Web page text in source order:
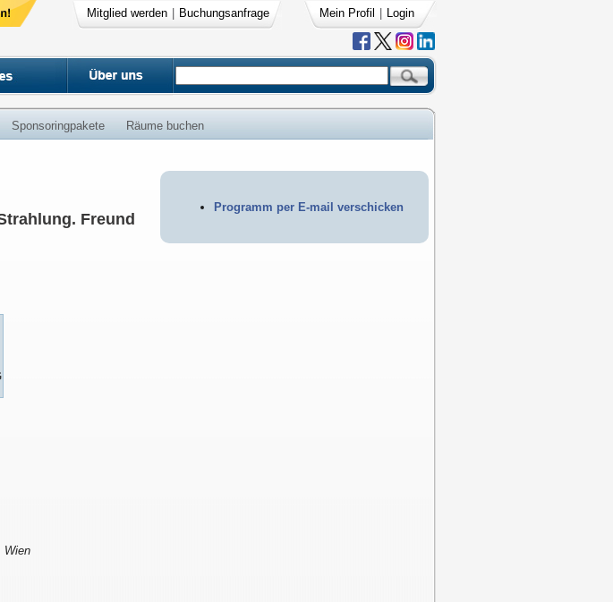
Mitglied werden Buchungsanfrage Mein Profil Login
Sponsoringpakete Räume buchen
Programm per E-mail verschicken
Freund
Wien